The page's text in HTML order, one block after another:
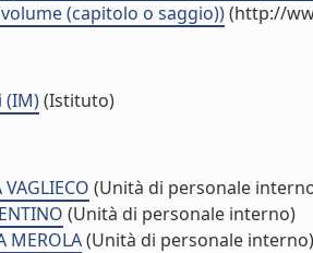
(capitolo o saggio))(http://
(Istituto)
(Unità di personale
(Unità di personale interno)
MEROLA(Unità di personale interno)